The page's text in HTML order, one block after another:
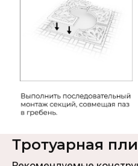
Тротуарная